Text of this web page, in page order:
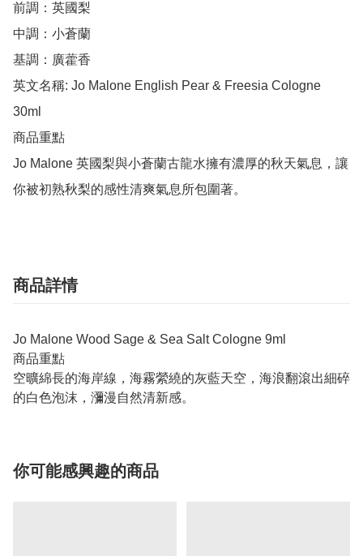
前調：英國梨
中調：小蒼蘭
基調：廣藿香
英文名稱: Jo Malone English Pear & Freesia Cologne
30ml
商品重點
Jo Malone 英國梨與小蒼蘭古龍水擁有濃厚的秋天氣息，讓
你被初熟秋梨的感性清爽氣息所包圍著。
商品詳情
Jo Malone Wood Sage & Sea Salt Cologne 9ml
商品重點
空曠綿長的海岸線，海霧縈繞的灰藍天空，海浪翻滾出細碎
的白色泡沫，瀰漫自然清新感。
你可能感興趣的商品